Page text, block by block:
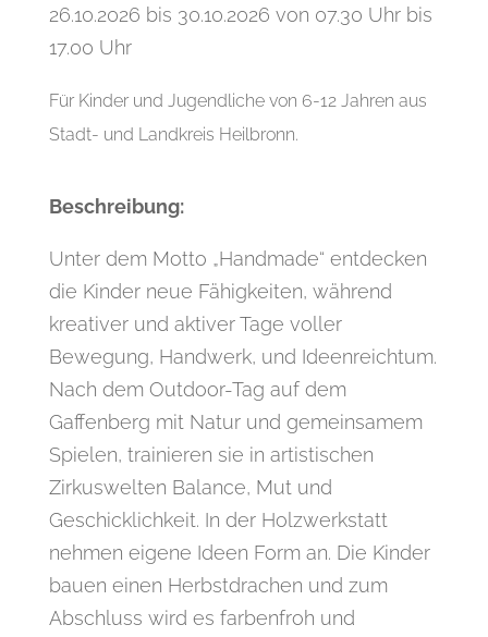
26.10.2026 bis 30.10.2026 von 07.30 Uhr bis
17.00 Uhr
Für Kinder und Jugendliche von 6-12 Jahren aus
Stadt- und Landkreis Heilbronn.
Beschreibung:
Unter dem Motto „Handmade“ entdecken
die Kinder neue Fähigkeiten, während
kreativer und aktiver Tage voller
Bewegung, Handwerk, und Ideenreichtum.
Nach dem Outdoor-Tag auf dem
Gaffenberg mit Natur und gemeinsamem
Spielen, trainieren sie in artistischen
Zirkuswelten Balance, Mut und
Geschicklichkeit. In der Holzwerkstatt
nehmen eigene Ideen Form an. Die Kinder
bauen einen Herbstdrachen und zum
Abschluss wird es farbenfroh und